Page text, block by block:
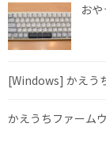
お
[Windows] かえう
かえうちファーム